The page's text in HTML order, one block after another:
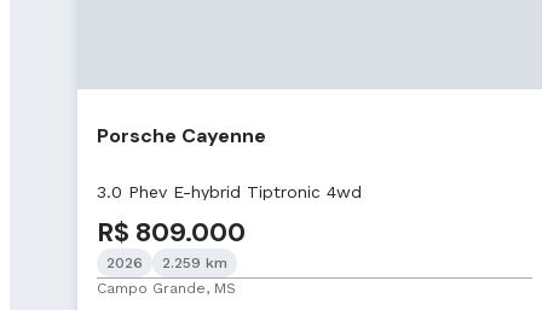
Porsche Cayenne
3.0 Phev E-hybrid Tiptronic 4wd
R$ 809.000
2026
2.259 km
Campo Grande, MS